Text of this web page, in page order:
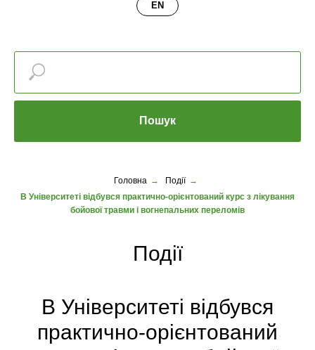
EN
Пошук
Головна → Події →
В Університеті відбувся практично-орієнтований курс з лікування
бойової травми і вогнепальних переломів
Події
В Університеті відбувся
практично-орієнтований